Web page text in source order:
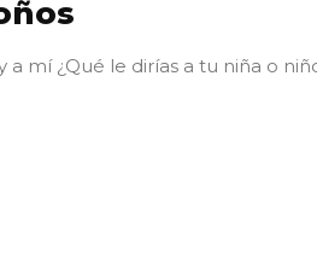
mí ¿Qué le dirías a tu niña o